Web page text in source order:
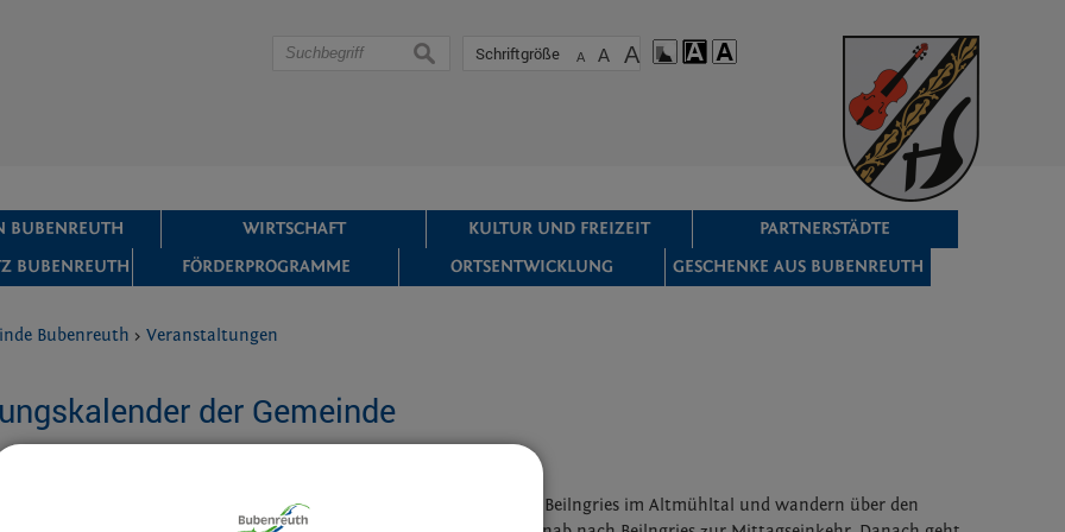
Schriftgröße A A A
suchen
BUBENREUTH WIRTSCHAFT KULTUR UND FREIZEIT
PARTNERSTÄDTE
BUBENREUTH FÖRDERPROGRAMME ORTSENTWICKLUNG GESCHENKE AUS BUBENREUTH
Bubenreuth >Veranstaltungen
der Gemeinde
AM-Nord, die Sektion und die Münchener Kameraden treffen sich in Beilngries im Altmühltal und wandern über den